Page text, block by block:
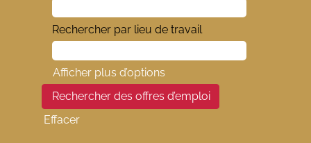
Rechercher par lieu de travail
Afficher plus d’options
Effacer